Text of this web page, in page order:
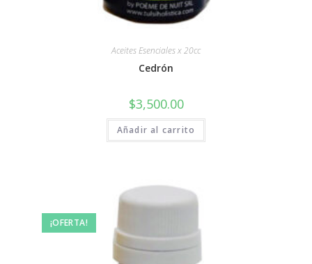
Aceites Esenciales x 20cc
Cedrón
$3,500.00
Añadir al carrito
¡OFERTA!